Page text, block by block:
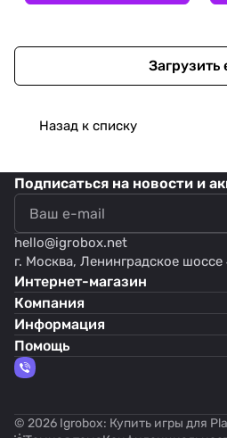
Загрузить
Назад к списку
Подписаться на новости и
hello@igrobox.net
г. Москва, Ленинградское шоссе
Интернет-магазин
Компания
Информация
Помощь
© 2026 Igrobox: Купить игры для